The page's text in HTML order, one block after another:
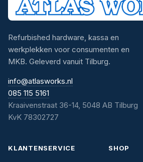
Refurbished hardware, kassa en
werkplekken voor consumenten en
MKB. Geleverd vanuit Tilburg.
info@atlasworks.nl
085 115 5161
Kraaivenstraat 36-14, 5048 AB Tilburg
KvK 78302727
KLANTENSERVICE SHOP